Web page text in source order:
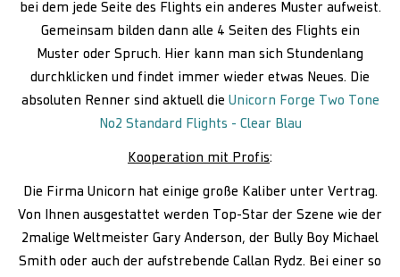
bei dem jede Seite des Flights ein anderes Muster aufweist.
Gemeinsam bilden dann alle 4 Seiten des Flights ein
Muster oder Spruch. Hier kann man sich Stundenlang
durchklicken und findet immer wieder etwas Neues. Die
absoluten Renner sind aktuell die Unicorn Forge Two Tone
No2 Standard Flights - Clear Blau
Kooperation mit Profis:
Die Firma Unicorn hat einige große Kaliber unter Vertrag.
Von Ihnen ausgestattet werden Top-Star der Szene wie der
2malige Weltmeister Gary Anderson, der Bully Boy Michael
Smith oder auch der aufstrebende Callan Rydz. Bei einer so